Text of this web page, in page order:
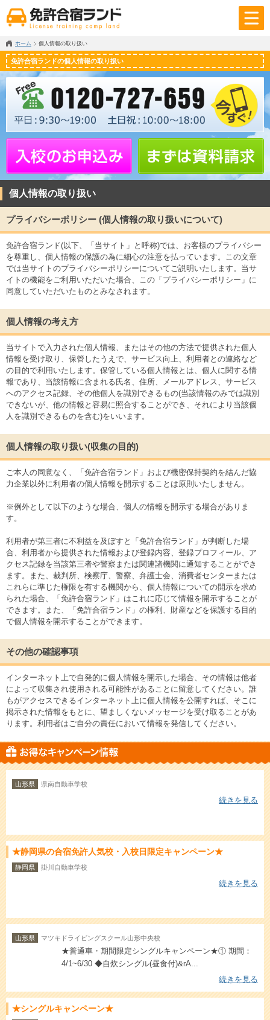
ホーム 個人情報の取り扱い
免許合宿ランドの個人情報の取り扱い
個人情報の取り扱い
プライバシーポリシー (個人情報の取り扱いについて)
免許合宿ランド(以下、「当サイト」と呼称)では、お客様のプライバシー
を尊重し、個人情報の保護の為に細心の注意を払っています。この文章
では当サイトのプライバシーポリシーについてご説明いたします。当サ
イトの機能をご利用いただいた場合、この「プライバシーポリシー」に
同意していただいたものとみなされます。
個人情報の考え方
当サイトで入力された個人情報、またはその他の方法で提供された個人
情報を受け取り、保管したうえで、サービス向上、利用者との連絡など
の目的で利用いたします。保管している個人情報とは、個人に関する情
報であり、当該情報に含まれる氏名、住所、メールアドレス、サービス
へのアクセス記録、その他個人を識別できるもの(当該情報のみでは識別
できないが、他の情報と容易に照合することができ、それにより当該個
人を識別できるものを含む)をいいます。
個人情報の取り扱い(収集の目的)
ご本人の同意なく、「免許合宿ランド」および機密保持契約を結んだ協
力企業以外に利用者の個人情報を開示することは原則いたしません。
※例外として以下のような場合、個人の情報を開示する場合がありま
す。
利用者が第三者に不利益を及ぼすと「免許合宿ランド」が判断した場
合、利用者から提供された情報および登録内容、登録プロフィール、ア
クセス記録を当該第三者や警察または関連諸機関に通知することができ
ます。また、裁判所、検察庁、警察、弁護士会、消費者センターまたは
これらに準じた権限を有する機関から、個人情報についての開示を求め
られた場合、「免許合宿ランド」はこれに応じて情報を開示することが
できます。また、「免許合宿ランド」の権利、財産などを保護する目的
で個人情報を開示することができます。
その他の確認事項
インターネット上で自発的に個人情報を開示した場合、その情報は他者
によって収集され使用される可能性があることに留意してください。誰
もがアクセスできるインターネット上に個人情報を公開すれば、そこに
掲示された情報をもとに、望ましくないメッセージを受け取ることがあ
ります。利用者はご自分の責任において情報を発信してください。
山形県 県南自動車学校
続きを見る
★静岡県の合宿免許人気校・入校日限定キャンペーン★
静岡県 掛川自動車学校
続きを見る
山形県 マツキドライビングスクール山形中央校
★普通車・期間限定シングルキャンペーン★① 期間：
4/1~6/30 ◆自炊シングル(昼食付)&rA...
続きを見る
★シングルキャンペーン★